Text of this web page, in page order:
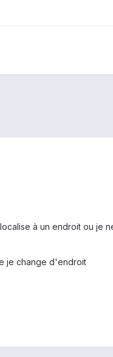
à un endroit ou je
je change d'endroit